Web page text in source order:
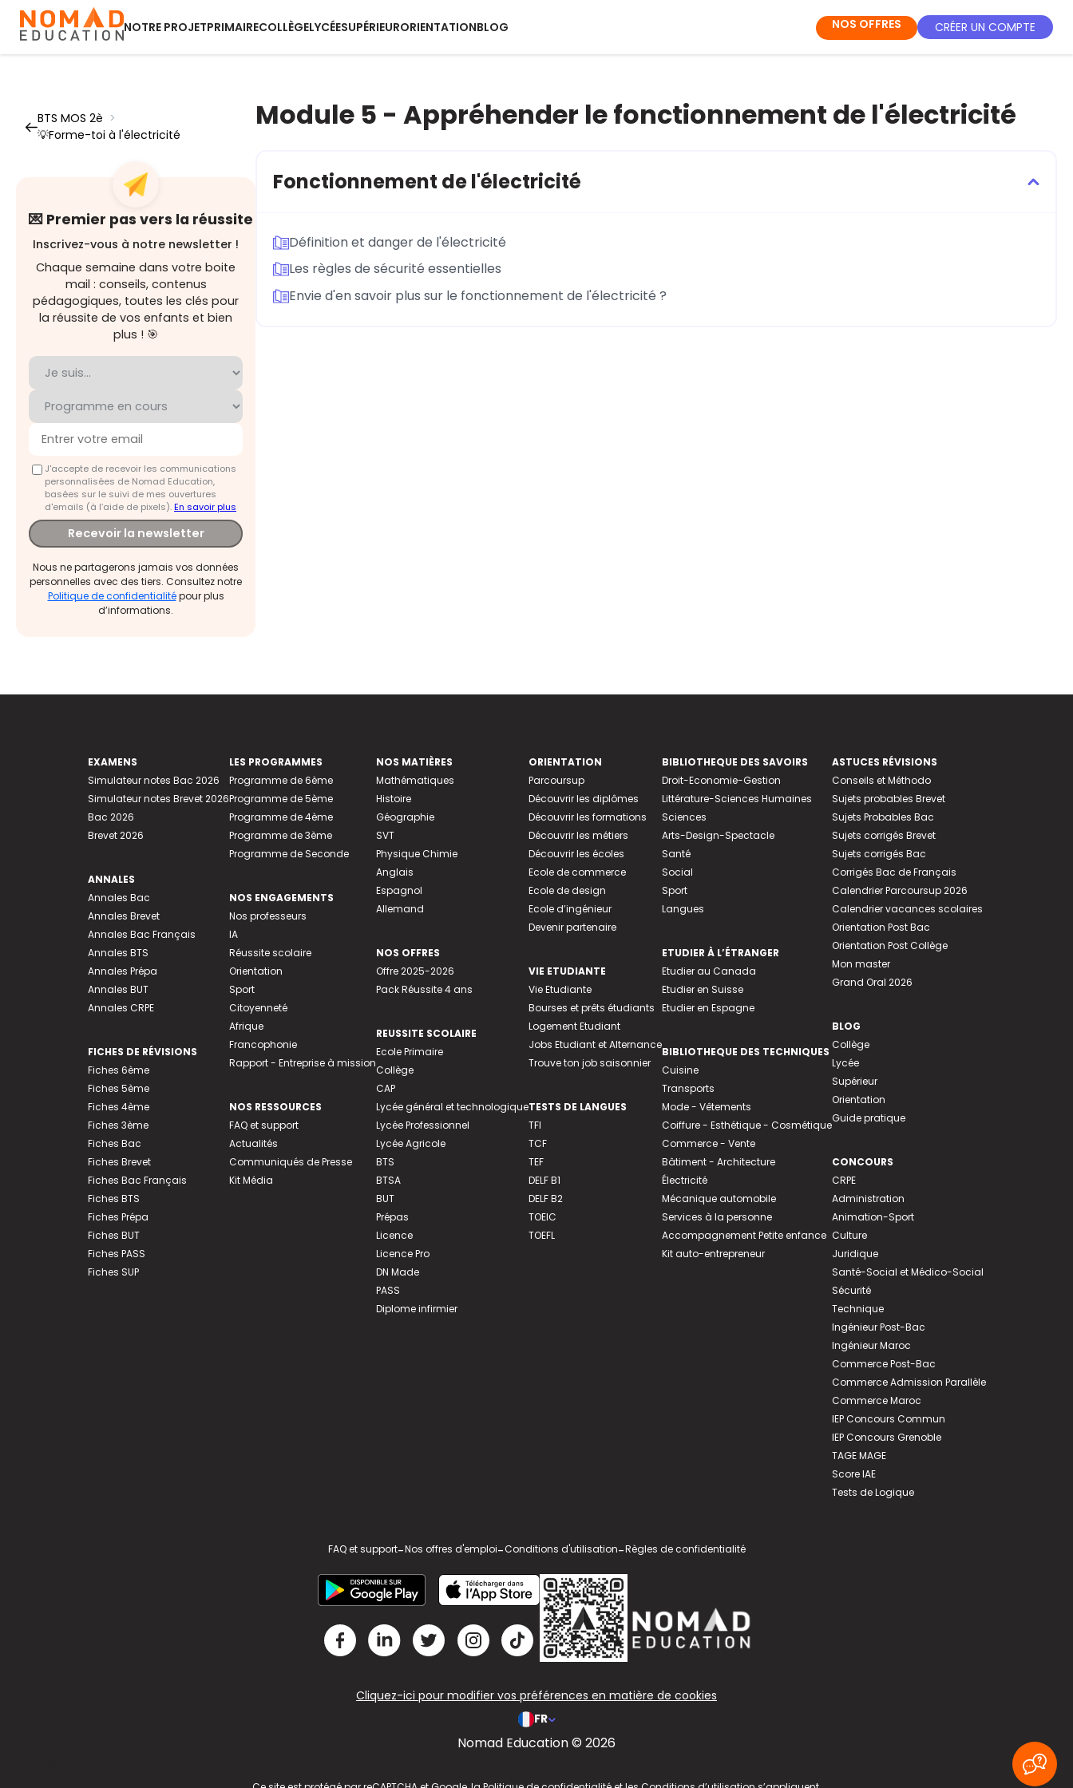
NOTRE PROJETPRIMAIRECOLLÈGELYCÉESUPÉRIEURORIENTATIONBLOG NOS OFFRES CRÉER UN COMPTE
BTS MOS 2è >
💡Forme-toi à l'électricité
💌 Premier pas vers la réussite
Inscrivez-vous à notre newsletter !
Chaque semaine dans votre boite
mail : conseils, contenus
pédagogiques, toutes les clés pour
la réussite de vos enfants et bien
plus ! 🎯
J'accepte de recevoir les communications
personnalisées de Nomad Education,
basées sur le suivi de mes ouvertures
d'emails (à l’aide de pixels).En savoir plus
Recevoir la newsletter
Nous ne partagerons jamais vos données
personnelles avec des tiers. Consultez notre
Politique de confidentialitépour plus
d’informations.
Module 5 - Appréhender le fonctionnement de l'électricité
Fonctionnement de l'électricité
Définition et danger de l'électricité
Les règles de sécurité essentielles
Envie d'en savoir plus sur le fonctionnement de l'électricité ?
EXAMENS
Simulateur notes Bac 2026
Simulateur notes Brevet 2026
Bac 2026
Brevet 2026
ANNALES
Annales Bac
Annales Brevet
Annales Bac Français
Annales BTS
Annales Prépa
Annales BUT
Annales CRPE
FICHES DE RÉVISIONS
Fiches 6ème
Fiches 5ème
Fiches 4ème
Fiches 3ème
Fiches Bac
Fiches Brevet
Fiches Bac Français
Fiches BTS
Fiches Prépa
Fiches BUT
Fiches PASS
Fiches SUP
LES PROGRAMMES
Programme de 6ème
Programme de 5ème
Programme de 4ème
Programme de 3ème
Programme de Seconde
NOS ENGAGEMENTS
Nos professeurs
IA
Réussite scolaire
Orientation
Sport
Citoyenneté
Afrique
Francophonie
Rapport - Entreprise à mission
NOS RESSOURCES
FAQ et support
Actualités
Communiqués de Presse
Kit Média
NOS MATIÈRES
Mathématiques
Histoire
Géographie
SVT
Physique Chimie
Anglais
Espagnol
Allemand
NOS OFFRES
Offre 2025-2026
Pack Réussite 4 ans
REUSSITE SCOLAIRE
Ecole Primaire
Collège
CAP
Lycée général et technologique
Lycée Professionnel
Lycée Agricole
BTS
BTSA
BUT
Prépas
Licence
Licence Pro
DN Made
PASS
Diplome infirmier
ORIENTATION
Parcoursup
Découvrir les diplômes
Découvrir les formations
Découvrir les métiers
Découvrir les écoles
Ecole de commerce
Ecole de design
Ecole d’ingénieur
Devenir partenaire
VIE ETUDIANTE
Vie Etudiante
Bourses et prêts étudiants
Logement Etudiant
Jobs Etudiant et Alternance
Trouve ton job saisonnier
TESTS DE LANGUES
TFI
TCF
TEF
DELF B1
DELF B2
TOEIC
TOEFL
BIBLIOTHEQUE DES SAVOIRS
Droit-Economie-Gestion
Littérature-Sciences Humaines
Sciences
Arts-Design-Spectacle
Santé
Social
Sport
Langues
ETUDIER À L’ÉTRANGER
Etudier au Canada
Etudier en Suisse
Etudier en Espagne
BIBLIOTHEQUE DES TECHNIQUES
Cuisine
Transports
Mode - Vêtements
Coiffure - Esthétique - Cosmétique
Commerce - Vente
Bâtiment - Architecture
Électricité
Mécanique automobile
Services à la personne
Accompagnement Petite enfance
Kit auto-entrepreneur
ASTUCES RÉVISIONS
Conseils et Méthodo
Sujets probables Brevet
Sujets Probables Bac
Sujets corrigés Brevet
Sujets corrigés Bac
Corrigés Bac de Français
Calendrier Parcoursup 2026
Calendrier vacances scolaires
Orientation Post Bac
Orientation Post Collège
Mon master
Grand Oral 2026
BLOG
Collège
Lycée
Supérieur
Orientation
Guide pratique
CONCOURS
CRPE
Administration
Animation-Sport
Culture
Juridique
Santé-Social et Médico-Social
Sécurité
Technique
Ingénieur Post-Bac
Ingénieur Maroc
Commerce Post-Bac
Commerce Admission Parallèle
Commerce Maroc
IEP Concours Commun
IEP Concours Grenoble
TAGE MAGE
Score IAE
Tests de Logique
FAQ et support-Nos offres d'emploi-Conditions d'utilisation-Règles de confidentialité
Cliquez-ici pour modifier vos préférences en matière de cookies
FR
Nomad Education © 2026